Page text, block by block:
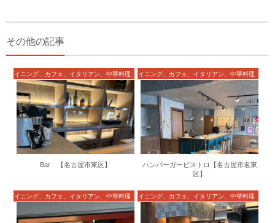
その他の記事
・ダイニング、カフェ、イタリアン、中華料理
Bar 【名古屋市東区】
バル・ダイニング、カフェ、イタリアン、中華料理
ハンバーガービストロ【名古屋市名東
区】
・ダイニング、カフェ、イタリアン、中華料理バル・ダイニング、カフェ、イタリアン、中華料理